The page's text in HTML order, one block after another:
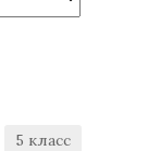
5 класс